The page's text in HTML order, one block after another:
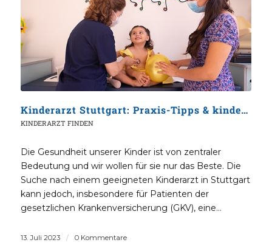
Kinderarzt Stuttgart: Praxis-Tipps & kinderärztlicher Notdienst
KINDERARZT FINDEN
Die Gesundheit unserer Kinder ist von zentraler
Bedeutung und wir wollen für sie nur das Beste. Die
Suche nach einem geeigneten Kinderarzt in Stuttgart
kann jedoch, insbesondere für Patienten der
gesetzlichen Krankenversicherung (GKV), eine…
13. Juli 2023 / 0 Kommentare